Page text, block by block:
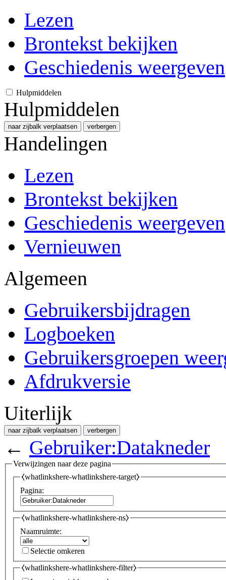
Lezen
Brontekst bekijken
Geschiedenis weergeven
Hulpmiddelen
Hulpmiddelen
naar zijbalk verplaatsen verbergen
Handelingen
Lezen
Brontekst bekijken
Geschiedenis weergeven
Vernieuwen
Algemeen
Gebruikersbijdragen
Logboeken
Gebruikersgroepen
Afdrukversie
Uiterlijk
naar zijbalk verplaatsen verbergen
← Gebruiker:Datakneder
Verwijzingen naar deze pagina
⧼whatlinkshere-whatlinkshere-target⧽
Pagina:
⧼whatlinkshere-whatlinkshere-ns⧽
Naamruimte:
Selectie omkeren
⧼whatlinkshere-whatlinkshere-filter⧽